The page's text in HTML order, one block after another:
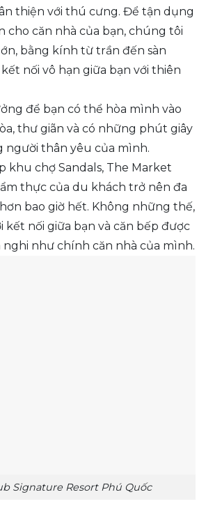
thiện với thú cưng. Để tận dụng
cho căn nhà của bạn, chúng tôi
bằng kính từ trần đến sàn
nối vô hạn giữa bạn với thiên
để bạn có thể hòa mình vào
thư giãn và có những phút giây
người thân yêu của mình.
khu chợ Sandals, The Market
thực của du khách trở nên đa
bao giờ hết. Không những thế,
kết nối giữa bạn và căn bếp được
như chính căn nhà của mình.
Signature Resort Phú Quốc